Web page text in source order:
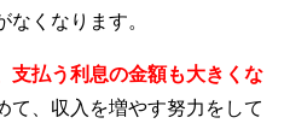
なくなります。
支払う利息の金額も大きくな
て、収入を増やす努力をして